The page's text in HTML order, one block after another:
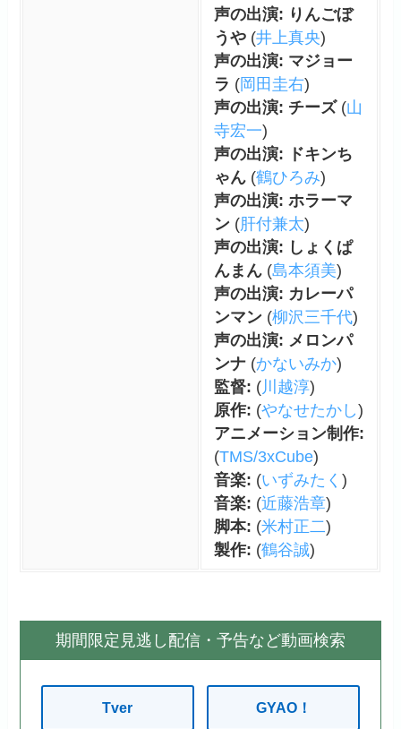
声の出演: りんごぼ
うや(井上真央)
声の出演: マジョー
ラ (岡田圭右)
声の出演: チーズ(山
寺宏一)
声の出演: ドキンち
ゃん(鶴ひろみ)
声の出演: ホラーマ
ン(肝付兼太)
声の出演: しょくぱ
んまん(島本須美)
声の出演: カレーパ
ンマン(柳沢三千代)
声の出演: メロンパ
ンナ(かないみか)
監督: (川越淳)
原作: (やなせたかし)
アニメーション制作:
(TMS/3xCube)
音楽: (いずみたく )
音楽: (近藤浩章)
脚本: (米村正二)
製作: (鶴谷誠)
期間限定見逃し配信・予告など動画検索
Tver GYAO！